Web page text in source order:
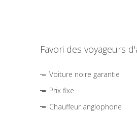
Favori des voyageurs
Voiture noire garantie
Prix fixe
Chauffeur anglophone